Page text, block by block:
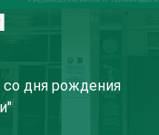
со дня рождения